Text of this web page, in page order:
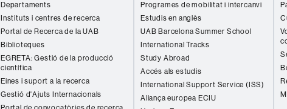
Departaments
Instituts i centres de recerca
Portal de Recerca de la UAB
Biblioteques
EGRETA: Gestió de la producció
científica
Eines i suport a la recerca
Gestió d'Ajuts Internacionals
Programes de mobilitat i intercanvi
Estudis en anglès
UAB Barcelona Summer School
International Tracks
Study Abroad
Accés als estudis
International Support Service (ISS)
Aliança europea ECIU